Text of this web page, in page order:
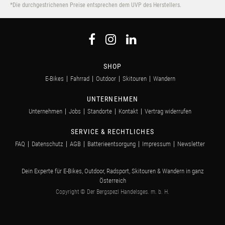
*Die durchgestrichenen Preise entsprechen dem UVP des Herstellers.
SHOP
E-Bikes Fahrrad Outdoor Skitouren Wandern
UNTERNEHMEN
Unternehmen Jobs Standorte Kontakt Vertrag widerrufen
SERVICE & RECHTLICHES
FAQ Datenschutz AGB Batterieentsorgung Impressum Newsletter
Dein Experte für E-Bikes, Outdoor, Radsport, Skitouren & Wandern in ganz
Österreich
Copyright © Der Bergspezl Handelsges. m. b. H.